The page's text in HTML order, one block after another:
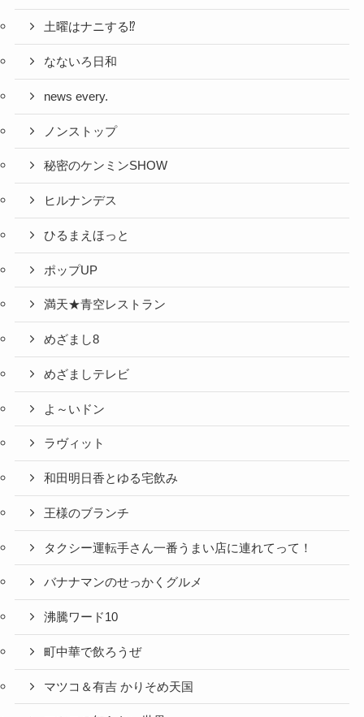
土曜はナニする⁉
なないろ日和
news every.
ノンストップ
秘密のケンミンSHOW
ヒルナンデス
ひるまえほっと
ポップUP
満天★青空レストラン
めざまし8
めざましテレビ
よ～いドン
ラヴィット
和田明日香とゆる宅飲み
王様のブランチ
タクシー運転手さん一番うまい店に連れてって！
バナナマンのせっかくグルメ
沸騰ワード10
町中華で飲ろうぜ
マツコ＆有吉 かりそめ天国